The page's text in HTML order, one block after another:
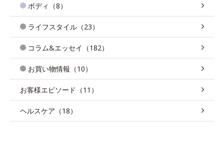
ボディ（8）
ライフスタイル（23）
コラム&エッセイ（182）
お買い物情報（10）
お客様エピソード（11）
ヘルスケア（18）